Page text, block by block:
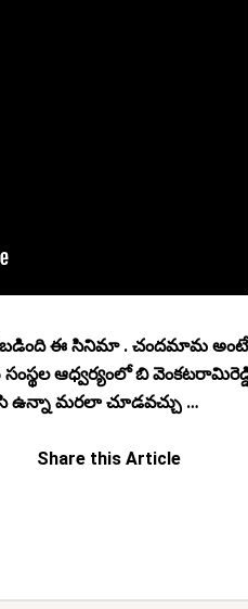
ఈ సినిమా . చందమామ అంటే
ఆధ్వర్యంలో బి
ఉన్నా మరలా చూడవచ్చు …
Share this Article